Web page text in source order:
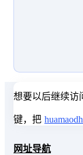
想要以后继续访
键，把
网址导航